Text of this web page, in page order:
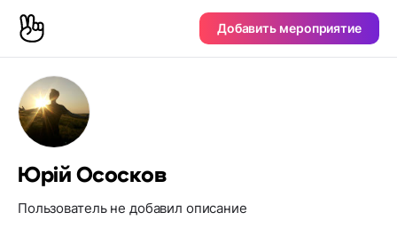
Добавить мероприятие
Юрій Ососков
Пользователь не добавил описание